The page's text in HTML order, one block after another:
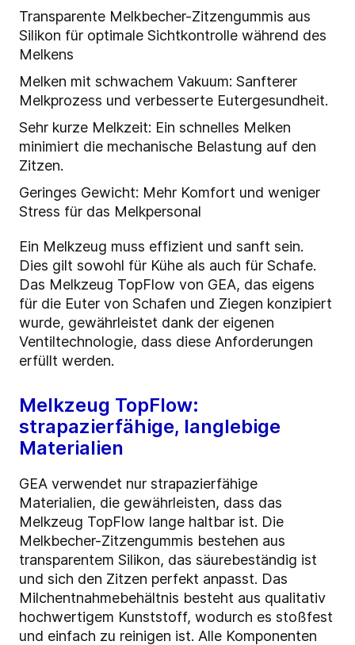
Transparente Melkbecher-Zitzengummis aus
Silikon für optimale Sichtkontrolle während des
Melkens
Melken mit schwachem Vakuum: Sanfterer
Melkprozess und verbesserte Eutergesundheit.
Sehr kurze Melkzeit: Ein schnelles Melken
minimiert die mechanische Belastung auf den
Zitzen.
Geringes Gewicht: Mehr Komfort und weniger
Stress für das Melkpersonal
Ein Melkzeug muss effizient und sanft sein.
Dies gilt sowohl für Kühe als auch für Schafe.
Das Melkzeug TopFlow von GEA, das eigens
für die Euter von Schafen und Ziegen konzipiert
wurde, gewährleistet dank der eigenen
Ventiltechnologie, dass diese Anforderungen
erfüllt werden.
Melkzeug TopFlow:
strapazierfähige, langlebige
Materialien
GEA verwendet nur strapazierfähige
Materialien, die gewährleisten, dass das
Melkzeug TopFlow lange haltbar ist. Die
Melkbecher-Zitzengummis bestehen aus
transparentem Silikon, das säurebeständig ist
und sich den Zitzen perfekt anpasst. Das
Milchentnahmebehältnis besteht aus qualitativ
hochwertigem Kunststoff, wodurch es stoßfest
und einfach zu reinigen ist. Alle Komponenten